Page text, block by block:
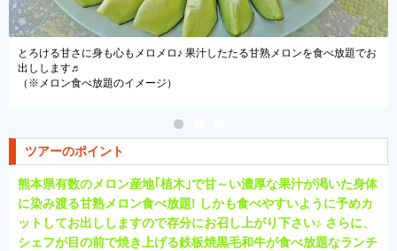
とろける甘さに身も心もメロメロ♪ 果汁したたる甘熟メロンを食べ放題でお
出しします♬
（※メロン食べ放題のイメージ）
ツアーのポイント
熊本県有数のメロン産地｢植木｣で甘～い濃厚な果汁が渇いた身体
に染み渡る甘熟メロン食べ放題! しかも食べやすいように予めカ
ットしてお出ししますので存分にお召し上がり下さい♪ さらに、
シェフが目の前で焼き上げる鉄板焼黒毛和牛が食べ放題なランチ